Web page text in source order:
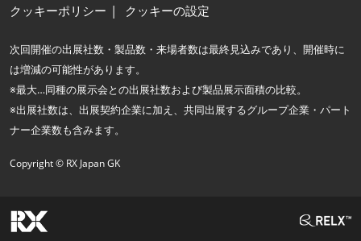
クッキーポリシー
クッキーの設定
次回開催の出展社数・製品数・来場者数は最終見込みであり、開催時に
は増減の可能性があります。
※最大…同種の展示会との出展社数および製品展示面積の比較。
※出展社数は、出展契約企業に加え、共同出展するグループ企業・パート
ナー企業数も含みます。
Copyright © RX Japan GK